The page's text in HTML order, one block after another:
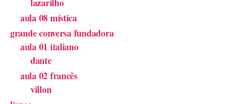
aula 08 mística
grande conversa fundadora
aula 01 italiano
dante
aula 02 francês
villon